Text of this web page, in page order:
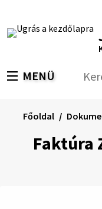
tartalomra
RSS Oldaltérkép
Nyomtatás
VÁLTÁS
MENÜ
Faktúra
Főoldal